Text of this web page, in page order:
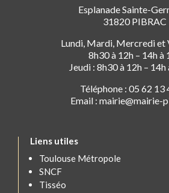
Esplanade Sainte-
31820 PIBRAC
Lundi, Mardi, Mercredi et
8h30 à 12h – 14h à
Jeudi : 8h30 à 12h –
Téléphone : 05 62 13
Email : mairie@mairie-
Liens utiles
Toulouse Métropole
SNCF
Tisséo